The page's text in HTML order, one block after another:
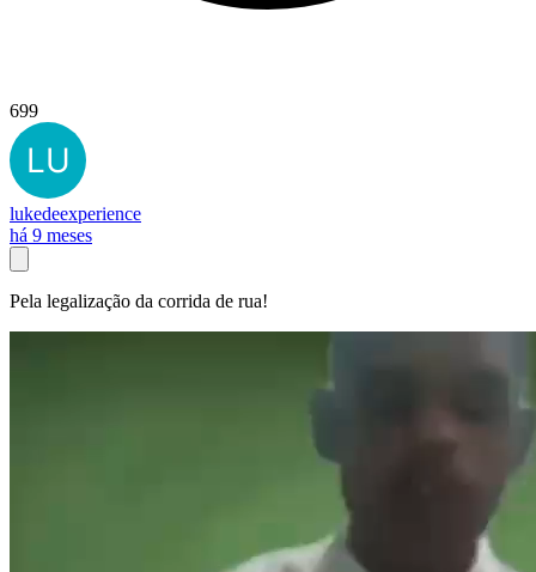
699
lukedeexperience
há 9 meses
Pela legalização da corrida de rua!